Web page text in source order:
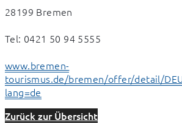
28199 Bremen
Tel: 0421 50 94 5555
www.bremen-
tourismus.de/bremen/offer/detail/
lang=de
Zurück zur Übersicht